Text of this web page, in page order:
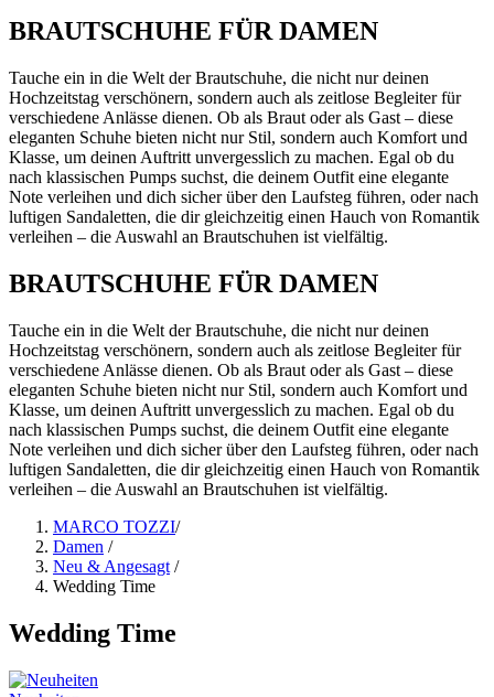
BRAUTSCHUHE FÜR DAMEN
Tauche ein in die Welt der Brautschuhe, die nicht nur deinen
Hochzeitstag verschönern, sondern auch als zeitlose Begleiter für
verschiedene Anlässe dienen. Ob als Braut oder als Gast – diese
eleganten Schuhe bieten nicht nur Stil, sondern auch Komfort und
Klasse, um deinen Auftritt unvergesslich zu machen. Egal ob du
nach klassischen Pumps suchst, die deinem Outfit eine elegante
Note verleihen und dich sicher über den Laufsteg führen, oder nach
luftigen Sandaletten, die dir gleichzeitig einen Hauch von Romantik
verleihen – die Auswahl an Brautschuhen ist vielfältig.
BRAUTSCHUHE FÜR DAMEN
Tauche ein in die Welt der Brautschuhe, die nicht nur deinen
Hochzeitstag verschönern, sondern auch als zeitlose Begleiter für
verschiedene Anlässe dienen. Ob als Braut oder als Gast – diese
eleganten Schuhe bieten nicht nur Stil, sondern auch Komfort und
Klasse, um deinen Auftritt unvergesslich zu machen. Egal ob du
nach klassischen Pumps suchst, die deinem Outfit eine elegante
Note verleihen und dich sicher über den Laufsteg führen, oder nach
luftigen Sandaletten, die dir gleichzeitig einen Hauch von Romantik
verleihen – die Auswahl an Brautschuhen ist vielfältig.
MARCO TOZZI/
Damen /
Neu & Angesagt /
Wedding Time
Wedding Time